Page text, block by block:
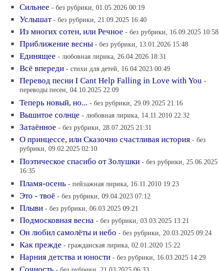
Сильнее - без рубрики, 01.05.2026 00:19
Услышат - без рубрики, 21.09.2025 16:40
Из многих сотен, или Речное - без рубрики, 16.09.2025 10:58
Приближение весны - без рубрики, 13.01.2026 15:48
Единящее - любовная лирика, 26.04.2026 18:31
Всё впереди - стихи для детей, 16.04.2023 00:49
Перевод песни I Cant Help Falling in Love with You -
переводы песен, 04.10.2025 22:09
Теперь новый, но... - без рубрики, 29.09.2025 21:16
Вышитое солнце - любовная лирика, 14.11.2010 22:32
Затаённое - без рубрики, 28.07.2025 21:31
О принцессе, или Сказочно счастливая история - без
рубрики, 09.02.2025 02:10
Поэтическое спасибо от Золушки - без рубрики, 25.06.2025
16:35
Пламя-осень - пейзажная лирика, 16.11.2010 19:23
Это - твоё - без рубрики, 09.04.2023 07:12
Плыви - без рубрики, 06.03.2025 09:21
Подмосковная весна - без рубрики, 03.03.2025 13:21
Он любил самолёты и небо - без рубрики, 20.03.2025 09:24
Как прежде - гражданская лирика, 02.01.2020 15:22
Нарния детства и юности - без рубрики, 16.03.2025 14:29